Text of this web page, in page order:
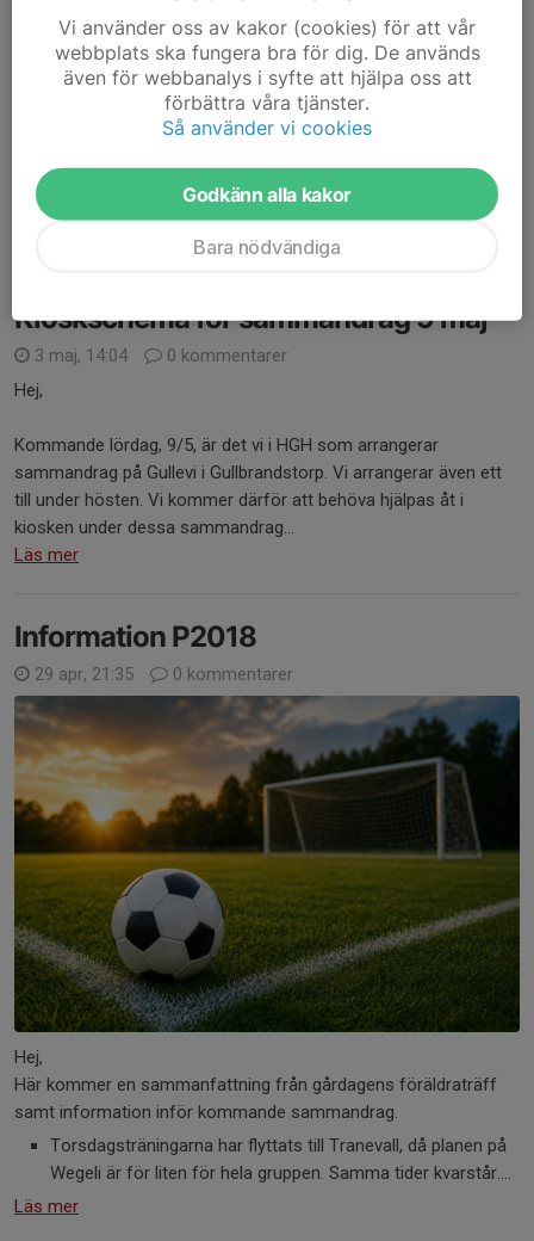
Sommaravslutning:
Efter en händelserik vårsäsong fylld av mycket fotboll och
en rolig avslutning i form av beachfotboll och grillning av
hamburgare på stranden....
Kioskschema för sammandrag 9 maj
3 maj, 14:04
0 kommentarer
Hej,
Kommande lördag, 9/5, är det vi i HGH som arrangerar
sammandrag på Gullevi i Gullbrandstorp. Vi arrangerar även ett
till under hösten. Vi kommer därför att behöva hjälpas åt i
kiosken under dessa sammandrag...
Läs mer
Information P2018
29 apr, 21:35 0 kommentarer
Hej,
Här kommer en sammanfattning från gårdagens föräldraträff
samt information inför kommande sammandrag.
Torsdagsträningarna har flyttats till Tranevall, då planen på
Wegeli är för liten för hela gruppen. Samma tider kvarstår....
Läs mer
Vi använder oss av kakor (cookies) för att vår
webbplats ska fungera bra för dig. De används
även för webbanalys i syfte att hjälpa oss att
förbättra våra tjänster.
Så använder vi cookies
Godkänn alla kakor
Bara nödvändiga